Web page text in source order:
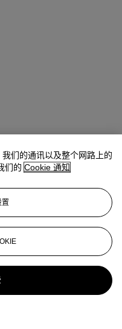
们的通讯以及整个网路上的
们的 Cookie 通知
置